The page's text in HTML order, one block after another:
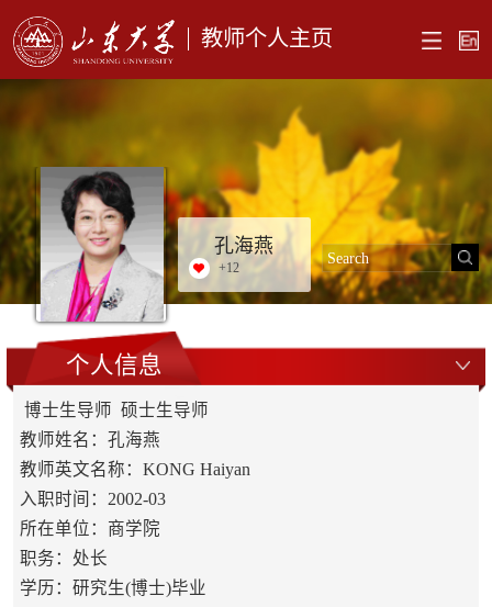
教师个人主页
孔海燕
+12
个人信息
博士生导师 硕士生导师
教师姓名：孔海燕
教师英文名称：KONG Haiyan
入职时间：2002-03
所在单位：商学院
职务：处长
学历：研究生(博士)毕业